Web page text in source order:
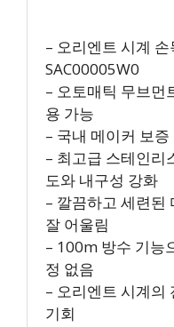
– 오리엔트 시계
SAC00005W0
– 오토매틱 무브먼
용 가능
– 국내 메이커 보
– 최고급 스테인리
도와 내구성 강화
– 깔끔하고 세련된
잘 어울림
– 100m 방수 기능
정 없음
– 오리엔트 시계의
기회